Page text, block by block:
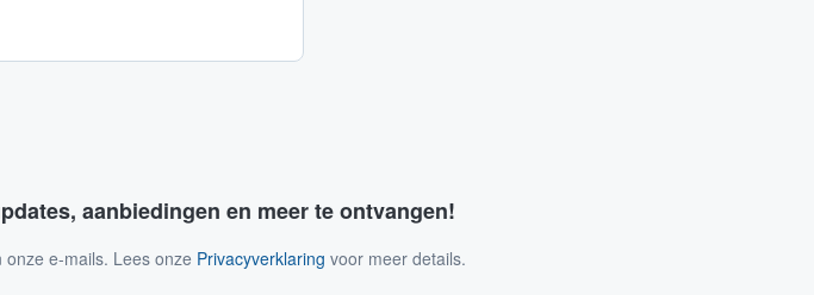
aanbiedingen en meer te ontvangen!
e-mails. Lees onze Privacyverklaring voor meer details.